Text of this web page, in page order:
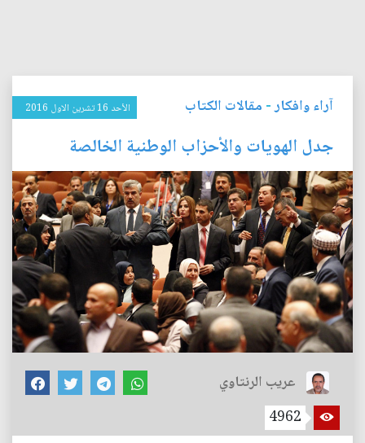
آراء وافكار- مقالات الكتاب الأحد 16 تشرين الاول 2016
جدل الهويات والأحزاب الوطنية الخالصة
عريب الرنتاوي
4962